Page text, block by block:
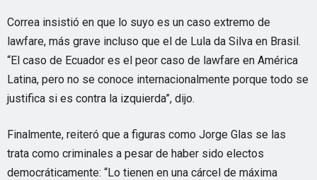
Correa insistió en que lo suyo es un caso extremo de
lawfare, más grave incluso que el de Lula da Silva en Brasil.
“El caso de Ecuador es el peor caso de lawfare en América
Latina, pero no se conoce internacionalmente porque todo se
justifica si es contra la izquierda”, dijo.
Finalmente, reiteró que a figuras como Jorge Glas se las
trata como criminales a pesar de haber sido electos
democráticamente: “Lo tienen en una cárcel de máxima